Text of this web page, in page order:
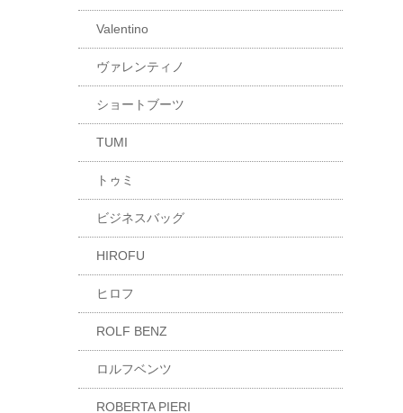
Valentino
ヴァレンティノ
ショートブーツ
TUMI
トゥミ
ビジネスバッグ
HIROFU
ヒロフ
ROLF BENZ
ロルフベンツ
ROBERTA PIERI